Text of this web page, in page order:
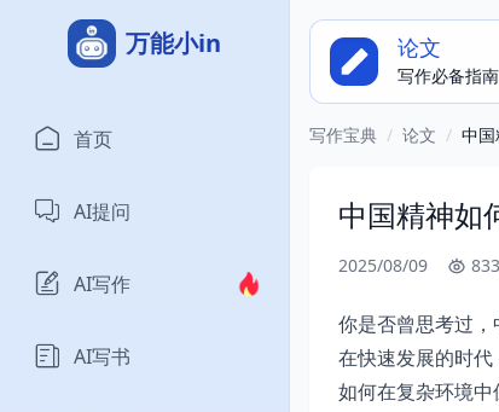
万能小in
首页
AI提问
AI写作
AI写书
论文
写作必备指
写作宝典 / 论文 / 中
中国精神如
2025/08/09 833
你是否曾思考过
在快速发展的时代
如何在复杂环境中